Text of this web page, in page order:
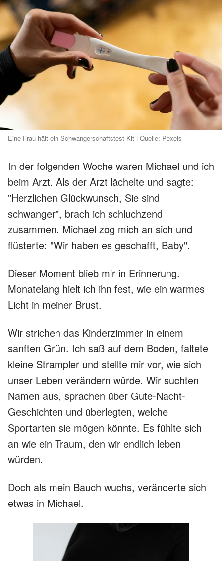
Eine Frau hält ein Schwangerschaftstest-Kit | Quelle: Pexels
In der folgenden Woche waren Michael und ich
beim Arzt. Als der Arzt lächelte und sagte:
"Herzlichen Glückwunsch, Sie sind
schwanger", brach ich schluchzend
zusammen. Michael zog mich an sich und
flüsterte: "Wir haben es geschafft, Baby".
Dieser Moment blieb mir in Erinnerung.
Monatelang hielt ich ihn fest, wie ein warmes
Licht in meiner Brust.
Wir strichen das Kinderzimmer in einem
sanften Grün. Ich saß auf dem Boden, faltete
kleine Strampler und stellte mir vor, wie sich
unser Leben verändern würde. Wir suchten
Namen aus, sprachen über Gute-Nacht-
Geschichten und überlegten, welche
Sportarten sie mögen könnte. Es fühlte sich
an wie ein Traum, den wir endlich leben
würden.
Doch als mein Bauch wuchs, veränderte sich
etwas in Michael.